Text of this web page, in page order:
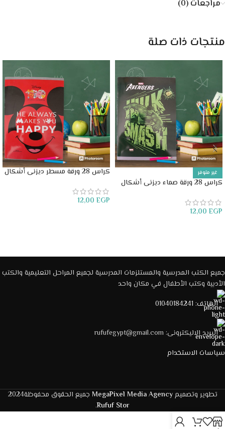
مراجعات (0)
منتجات ذات صلة
غير متوفر
كراس 28 ورقة صماء ديزنى أشكال
12,00 EGP
كراس 28 ورقة مسطر ديزنى أشكال
12,00 EGP
جميع الكتب المدرسية والمستلزمات المدرسية لجميع المراحل التعليمية والكتب
الأدبية وكتب الأطفال في مكان واحد
الهاتف: 01040184241
البريد الاليكترونى: rufufegypt@gmail.com
سياسات الاستخدام
تطوير وتصميمMegaPixel Media Agency جميع الحقوق محفوظة2024
Rufuf Stor
.